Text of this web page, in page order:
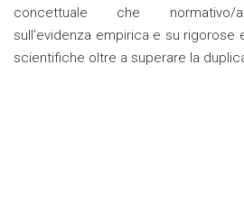
concettuale che normativo/
sull’evidenza empirica e su
scientifiche oltre a superare la